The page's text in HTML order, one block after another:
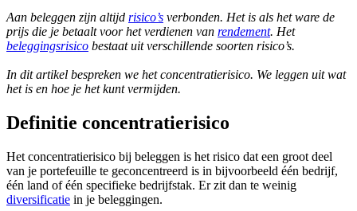
Aan beleggen zijn altijd risico’s verbonden. Het is als het ware de
prijs die je betaalt voor het verdienen van rendement. Het
beleggingsrisico bestaat uit verschillende soorten risico’s.
In dit artikel bespreken we het concentratierisico. We leggen uit wat
het is en hoe je het kunt vermijden.
Definitie concentratierisico
Het concentratierisico bij beleggen is het risico dat een groot deel
van je portefeuille te geconcentreerd is in bijvoorbeeld één bedrijf,
één land of één specifieke bedrijfstak. Er zit dan te weinig
diversificatie in je beleggingen.